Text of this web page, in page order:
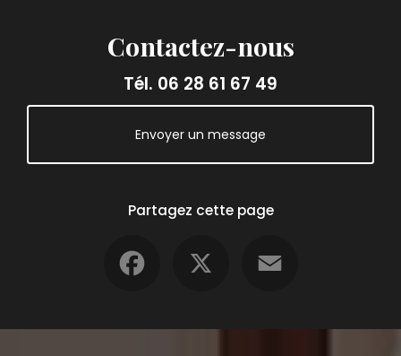
Contactez-nous
Tél. 06 28 61 67 49
Envoyer un message
Partagez cette page